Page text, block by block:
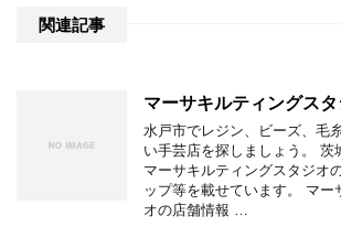
関連記事
マーサキルティングスタ
水戸市でレジン、ビーズ、毛
い手芸店を探しましょう。 茨
マーサキルティングスタジオ
ップ等を載せています。 マー
オの店舗情報 …